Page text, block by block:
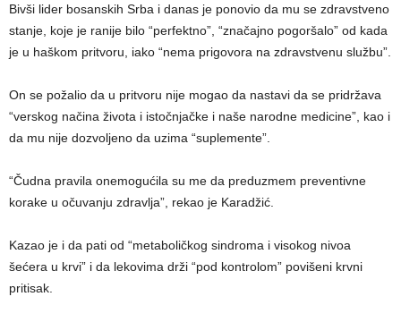
Bivši lider bosanskih Srba i danas je ponovio da mu se zdravstveno
stanje, koje je ranije bilo “perfektno”, “značajno pogoršalo” od kada
je u haškom pritvoru, iako “nema prigovora na zdravstvenu službu”.
On se požalio da u pritvoru nije mogao da nastavi da se pridržava
“verskog načina života i istočnjačke i naše narodne medicine”, kao i
da mu nije dozvoljeno da uzima “suplemente”.
“Čudna pravila onemogućila su me da preduzmem preventivne
korake u očuvanju zdravlja”, rekao je Karadžić.
Kazao je i da pati od “metaboličkog sindroma i visokog nivoa
šećera u krvi” i da lekovima drži “pod kontrolom” povišeni krvni
pritisak.